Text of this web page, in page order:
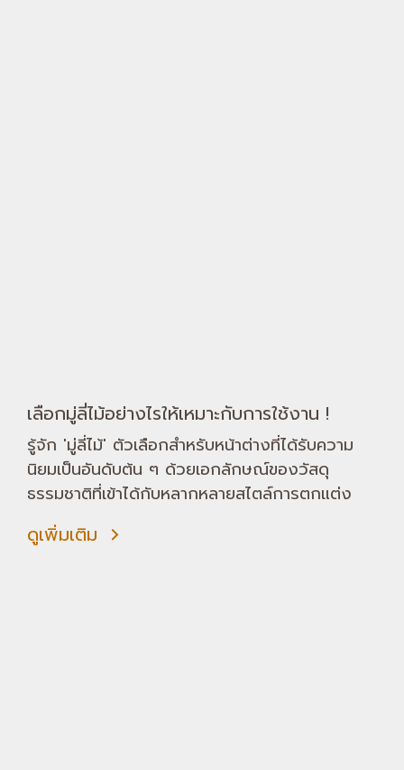
เลือกมู่ลี่ไม้อย่างไรให้เหมาะกับการใช้งาน !
รู้จัก 'มู่ลี่ไม้' ตัวเลือกสำหรับหน้าต่างที่ได้รับความ
นิยมเป็นอันดับต้น ๆ ด้วยเอกลักษณ์ของวัสดุ
ธรรมชาติที่เข้าได้กับหลากหลายสไตล์การตกแต่ง
ดูเพิ่มเติม